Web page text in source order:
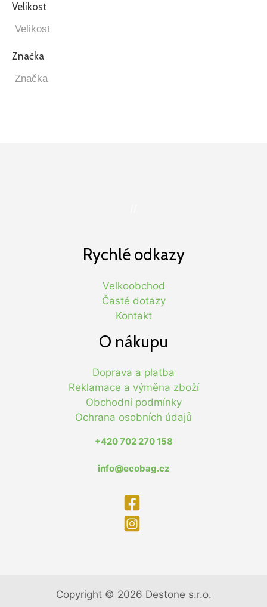
Velikost
Značka
Rychlé odkazy
Velkoobchod
Časté dotazy
Kontakt
O nákupu
Doprava a platba
Reklamace a výměna zboží
Obchodní podmínky
Ochrana osobních údajů
+420 702 270 158
info@ecobag.cz
Copyright © 2026 Destone s.r.o.